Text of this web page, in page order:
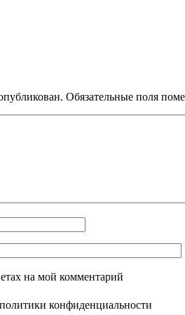
Обязательные поля
на мой комментарий
конфиденциальности